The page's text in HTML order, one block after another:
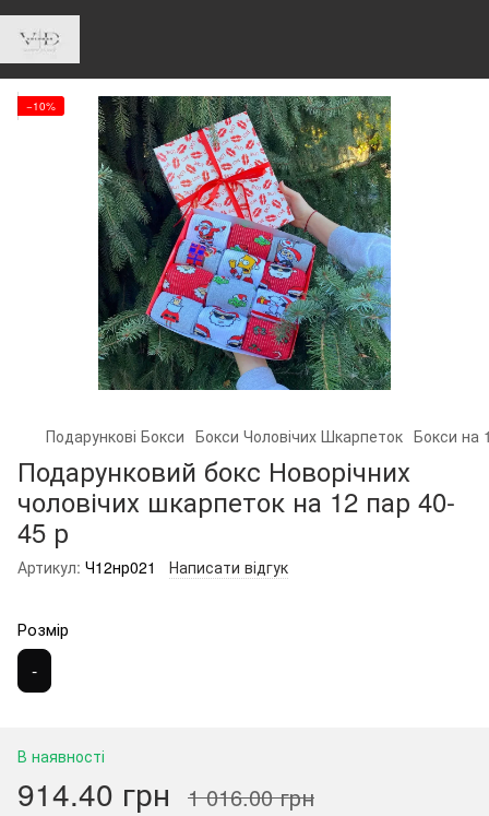
−10%
Подарункові Бокси Бокси Чоловічих Шкарпеток Бокси на
Подарунковий бокс Новорічних
чоловічих шкарпеток на 12 пар 40-
45 р
Артикул: Ч12нр021 Написати відгук
Розмір
-
В наявності
914.40 грн 1 016.00 грн